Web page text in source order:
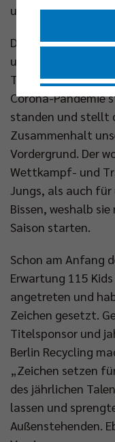
unter die Lupe
Die Veranstaltung
unermüdlichen
Trainer und Helfer,
Corona-Pandemie
standen und stellt
Zusammenhalt
Vordergrund. Der
Wettkampf- und
Jungs, als auch
Bissen, weshalb
Saison starten.
Schon am Anfang
Erwartung 115
angetreten und
Zeichen gesetzt.
Titelsponsor und
Berlin Recycling
„Zeichen setzen
des jährlichen
lassen und
Außenstehenden.
Nur